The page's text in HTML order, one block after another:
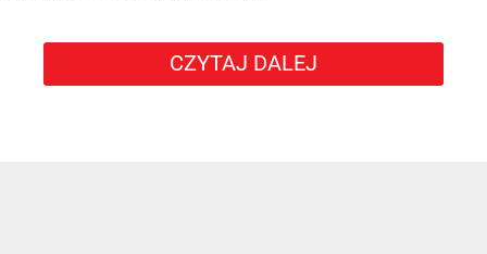
CZYTAJ DALEJ